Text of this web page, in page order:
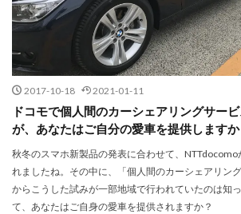
2017-10-18 2021-01-11
ドコモで個人間のカーシェアリングサー
が、あなたはご自分の愛車を提供しますか
秋冬のスマホ新製品の発表に合わせて、NTTdocomo
れましたね。その中に、「個人間のカーシェアリン
からこうした試みが一部地域で行われていたのは知
て、あなたはご自身の愛車を提供されますか？